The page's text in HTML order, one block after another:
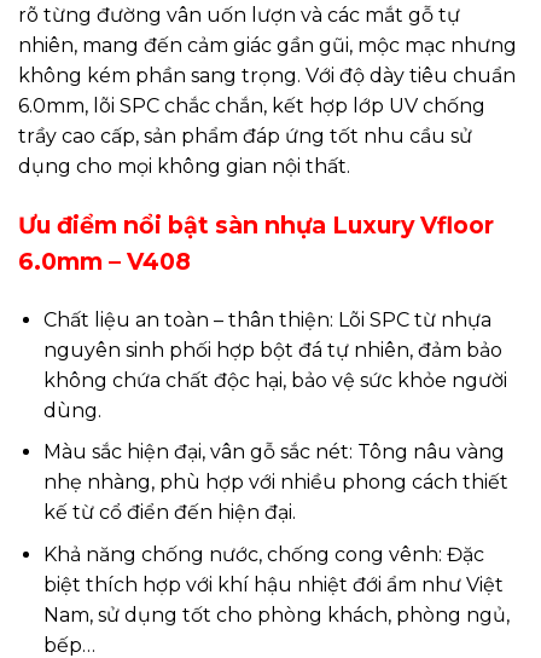
rõ từng đường vân uốn lượn và các mắt gỗ tự
nhiên, mang đến cảm giác gần gũi, mộc mạc nhưng
không kém phần sang trọng. Với độ dày tiêu chuẩn
6.0mm, lõi SPC chắc chắn, kết hợp lớp UV chống
trầy cao cấp, sản phẩm đáp ứng tốt nhu cầu sử
dụng cho mọi không gian nội thất.
Ưu điểm nổi bật sàn nhựa Luxury Vfloor
6.0mm – V408
Chất liệu an toàn – thân thiện: Lõi SPC từ nhựa
nguyên sinh phối hợp bột đá tự nhiên, đảm bảo
không chứa chất độc hại, bảo vệ sức khỏe người
dùng.
Màu sắc hiện đại, vân gỗ sắc nét: Tông nâu vàng
nhẹ nhàng, phù hợp với nhiều phong cách thiết
kế từ cổ điển đến hiện đại.
Khả năng chống nước, chống cong vênh: Đặc
biệt thích hợp với khí hậu nhiệt đới ẩm như Việt
Nam, sử dụng tốt cho phòng khách, phòng ngủ,
bếp…